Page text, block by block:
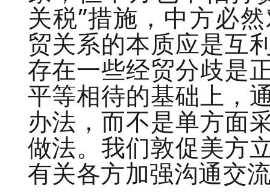
关税”措施，中方必
贸关系的本质应是互
存在一些经贸分歧是
平等相待的基础上，
办法，而不是单方面
做法。我们敦促美方
有关各方加强沟通交